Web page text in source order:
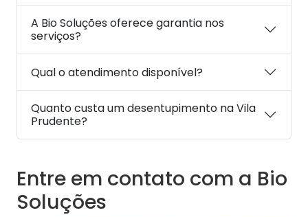
A Bio Soluções oferece garantia nos
serviços?
Qual o atendimento disponível?
Quanto custa um desentupimento na Vila
Prudente?
Entre em contato com a Bio
Soluções